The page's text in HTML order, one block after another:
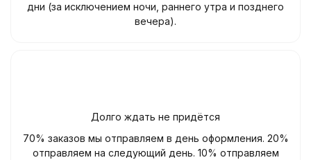
дни (за исключением ночи, раннего утра и позднего
вечера).
Долго ждать не придётся
70% заказов мы отправляем в день оформления. 20%
отправляем на следующий день. 10% отправляем